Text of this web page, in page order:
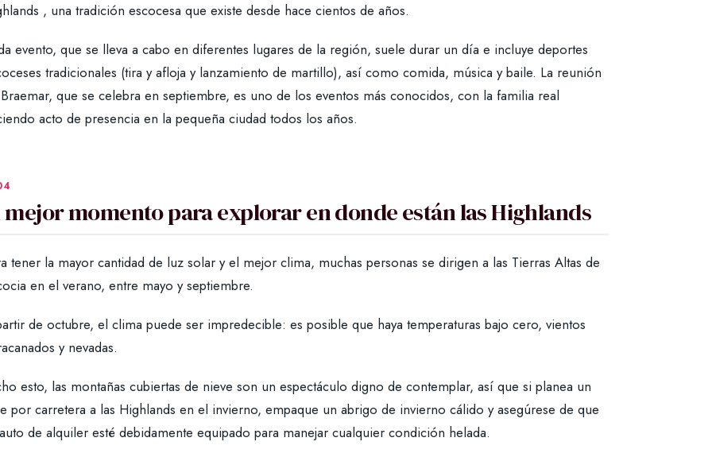
, una tradición escocesa que existe desde hace cientos de años.
evento, que se lleva a cabo en diferentes lugares de la región, suele durar un día e incluye deportes
tradicionales (tira y afloja y lanzamiento de martillo), así como comida, música y baile. La reunión
que se celebra en septiembre, es uno de los eventos más conocidos, con la familia real
acto de presencia en la pequeña ciudad todos los años.
mejor momento para explorar en donde están las Highlands
tener la mayor cantidad de luz solar y el mejor clima, muchas personas se dirigen a las Tierras Altas de
en el verano, entre mayo y septiembre.
de octubre, el clima puede ser impredecible: es posible que haya temperaturas bajo cero, vientos
y nevadas.
esto, las montañas cubiertas de nieve son un espectáculo digno de contemplar, así que si planea un
por carretera a las Highlands en el invierno, empaque un abrigo de invierno cálido y asegúrese de que
de alquiler esté debidamente equipado para manejar cualquier condición helada.